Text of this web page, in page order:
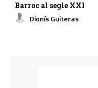
Barroc al segle XXI
Dionís Guiteras